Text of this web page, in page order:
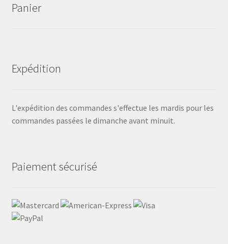
Panier
Expédition
L'expédition des commandes s'effectue les mardis pour les
commandes passées le dimanche avant minuit.
Paiement sécurisé